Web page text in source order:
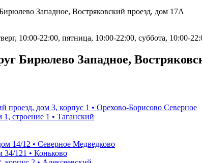
Западное, Востряковский проезд, дом 17А
10:00-22:00, пятница, 10:00-22:00, суббота, 10:00-
Бирюлево Западное,
дом 3, корпус 1 • Орехово-Борисово Северное
строение 1 • Таганский
14/12 • Северное Медведково
121 • Коньково